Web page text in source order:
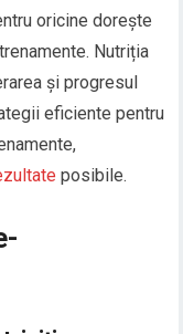
oricine dorește
Nutriția
și progresul
eficiente pentru
posibile.